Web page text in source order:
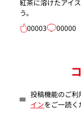
紅茶に溶けたアイ
う。
00003
00000
投稿機能のご利
インをご一読く